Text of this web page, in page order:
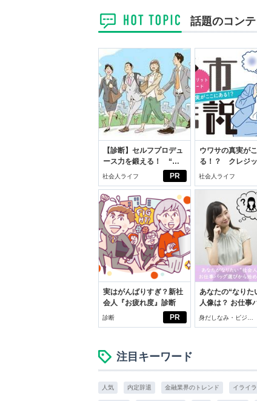
話題のコン
PR
【診断】セルフプロデュ
ース力を鍛える！ “ジ
ブン観”診断
社会人ライフ
ウワサの真実が
る！？ クレジ
ドの都市伝説
社会人ライフ
PR
実はがんばりすぎ？新社
会人『お疲れ度』診断
診断
あなたの“なりた
人像は？ お仕事
びから始める新
身だしなみ・ビジネ
スアイテム
注目キーワード
人気 内定辞退 金融業界のトレンド イライラ